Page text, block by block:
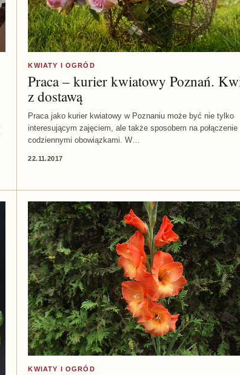
KWIATY I OGRÓD
Praca – kurier kwiatowy Poznań.
z dostawą
Praca jako kurier kwiatowy w Poznaniu może być nie tylko
interesującym zajęciem, ale także sposobem na połączenie
codziennymi obowiązkami. W…
22.11.2017
KWIATY I OGRÓD